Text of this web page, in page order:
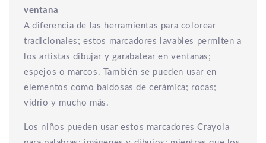
ventana
A diferencia de las herramientas para colorear
tradicionales; estos marcadores lavables permiten a
los artistas dibujar y garabatear en ventanas;
espejos o marcos. También se pueden usar en
elementos como baldosas de cerámica; rocas;
vidrio y mucho más.
Los niños pueden usar estos marcadores Crayola